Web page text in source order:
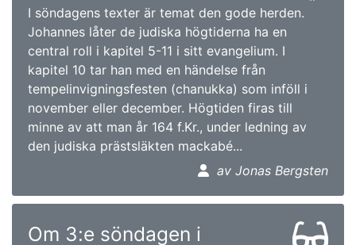
I söndagens texter är temat den gode herden.
Johannes låter de judiska högtiderna ha en
central roll i kapitel 5-11 i sitt evangelium. I
kapitel 10 tar han med en händelse från
tempelinvigningsfesten (chanukka) som inföll i
november eller december. Högtiden firas till
minne av att man år 164 f.Kr., under ledning av
den judiska prästsläkten mackabé...
av Jonas Bergsten
Om 3:e söndagen i